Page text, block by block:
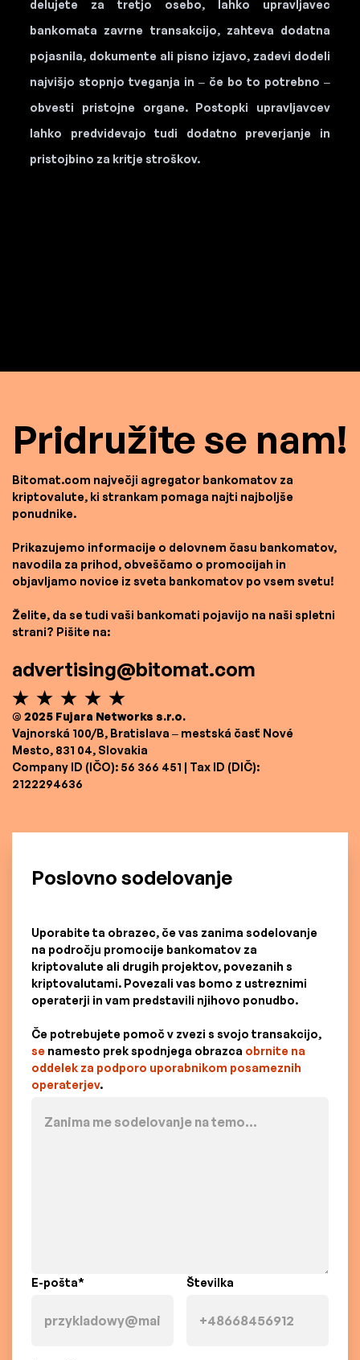
delujete za tretjo osebo, lahko upravljavec
bankomata zavrne transakcijo, zahteva dodatna
pojasnila, dokumente ali pisno izjavo, zadevi dodeli
najvišjo stopnjo tveganja in – če bo to potrebno –
obvesti pristojne organe. Postopki upravljavcev
lahko predvidevajo tudi dodatno preverjanje in
pristojbino za kritje stroškov.
Pridružite se nam!
Bitomat.com največji agregator bankomatov za
kriptovalute, ki strankam pomaga najti najboljše
ponudnike.
Prikazujemo informacije o delovnem času bankomatov,
navodila za prihod, obveščamo o promocijah in
objavljamo novice iz sveta bankomatov po vsem svetu!
Želite, da se tudi vaši bankomati pojavijo na naši spletni
strani? Pišite na:
advertising@bitomat.com
© 2025 Fujara Networks s.r.o.
Vajnorská 100/B, Bratislava – mestská časť Nové
Mesto, 831 04, Slovakia
Company ID (IČO): 56 366 451 | Tax ID (DIČ):
2122294636
Poslovno sodelovanje
Uporabite ta obrazec, če vas zanima sodelovanje
na področju promocije bankomatov za
kriptovalute ali drugih projektov, povezanih s
kriptovalutami. Povezali vas bomo z ustreznimi
operaterji in vam predstavili njihovo ponudbo.
Če potrebujete pomoč v zvezi s svojo transakcijo,
se namesto prek spodnjega obrazca obrnite na
oddelek za podporo uporabnikom posameznih
operaterjev.
E-pošta* Številka